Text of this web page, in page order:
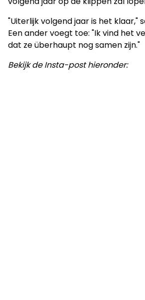
"Uiterlijk volgend jaar is het klaar,"
Een ander voegt toe: "Ik vind het
dat ze überhaupt nog samen zijn."
Bekijk de Insta-post hieronder: